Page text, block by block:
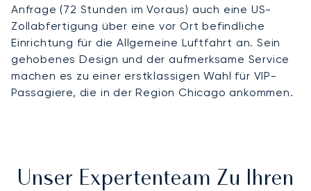
Anfrage (72 Stunden im Voraus) auch eine US-
Zollabfertigung über eine vor Ort befindliche
Einrichtung für die Allgemeine Luftfahrt an. Sein
gehobenes Design und der aufmerksame Service
machen es zu einer erstklassigen Wahl für VIP-
Passagiere, die in der Region Chicago ankommen.
Unser Expertenteam Zu Ihren